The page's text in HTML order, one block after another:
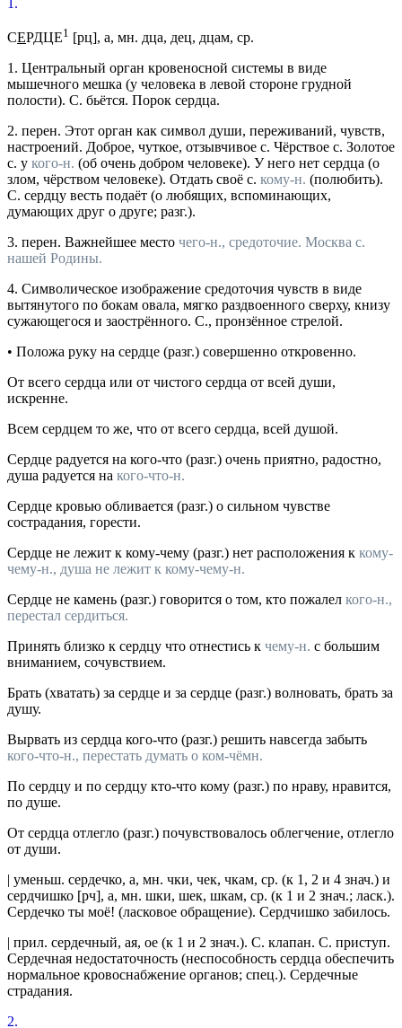
СЕРДЦЕ1 [рц], а, мн. дца, дец, дцам, ср.
1. Центральный орган кровеносной системы в виде
мышечного мешка (у человека в левой стороне грудной
полости). С. бьётся. Порок сердца.
2. перен. Этот орган как символ души, переживаний, чувств,
настроений. Доброе, чуткое, отзывчивое с. Чёрствое с. Золотое
с. у кого-н. (об очень добром человеке). У него нет сердца (о
злом, чёрством человеке). Отдать своё с. кому-н. (полюбить).
С. сердцу весть подаёт (о любящих, вспоминающих,
думающих друг о друге; разг.).
3. перен. Важнейшее место чего-н., средоточие. Москва с.
нашей Родины.
4. Символическое изображение средоточия чувств в виде
вытянутого по бокам овала, мягко раздвоенного сверху, книзу
сужающегося и заострённого. С., пронзённое стрелой.
• Положа руку на сердце (разг.) совершенно откровенно.
От всего сердца или от чистого сердца от всей души,
искренне.
Всем сердцем то же, что от всего сердца, всей душой.
Сердце радуется на кого-что (разг.) очень приятно, радостно,
душа радуется на кого-что-н.
Сердце кровью обливается (разг.) о сильном чувстве
сострадания, горести.
Сердце не лежит к кому-чему (разг.) нет расположения к кому-
чему-н., душа не лежит к кому-чему-н.
Сердце не камень (разг.) говорится о том, кто пожалел кого-н.,
перестал сердиться.
Принять близко к сердцу что отнестись к чему-н. с большим
вниманием, сочувствием.
Брать (хватать) за сердце и за сердце (разг.) волновать, брать за
душу.
Вырвать из сердца кого-что (разг.) решить навсегда забыть
кого-что-н., перестать думать о ком-чёмн.
По сердцу и по сердцу кто-что кому (разг.) по нраву, нравится,
по душе.
От сердца отлегло (разг.) почувствовалось облегчение, отлегло
от души.
| уменьш. сердечко, а, мн. чки, чек, чкам, ср. (к 1, 2 и 4 знач.) и
сердчишко [рч], а, мн. шки, шек, шкам, ср. (к 1 и 2 знач.; ласк.).
Сердечко ты моё! (ласковое обращение). Сердчишко забилось.
| прил. сердечный, ая, ое (к 1 и 2 знач.). С. клапан. С. приступ.
Сердечная недостаточность (неспособность сердца обеспечить
нормальное кровоснабжение органов; спец.). Сердечные
страдания.
2.